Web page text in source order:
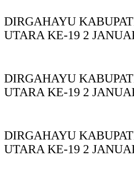
DIRGAHAYU
UTARA KE-19 2
DIRGAHAYU
UTARA KE-19 2
DIRGAHAYU
UTARA KE-19 2